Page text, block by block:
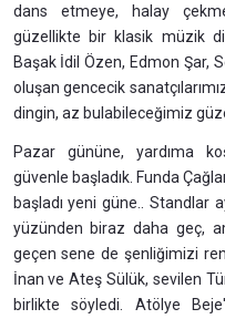
dans etmeye, halay
güzellikte bir klasik müzik
Başak İdil Özen, Edmon Şar,
oluşan gencecik
dingin, az bulabileceğimiz
Pazar gününe, yardıma
güvenle başladık. Funda
başladı yeni güne.. Standlar
yüzünden biraz daha geç,
geçen sene de şenliğimizi
İnan ve Ateş Sülük, sevilen
birlikte söyledi. Atölye